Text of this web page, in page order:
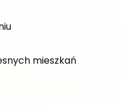
mieszkań